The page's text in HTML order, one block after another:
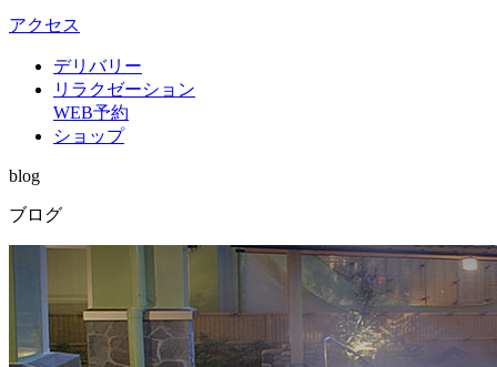
アクセス
デリバリー
リラクゼーション
WEB予約
ショップ
blog
ブログ